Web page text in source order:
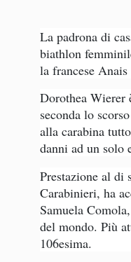
La padrona di
biathlon
la francese
Dorothea Wierer
seconda lo
alla carabina
danni ad un solo
Prestazione al di
Carabinieri, ha
Samuela
del mondo. Più
106esima.